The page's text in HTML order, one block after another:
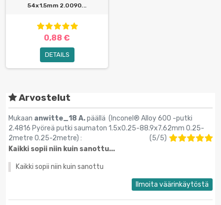
54x1.5mm 2.0090...
0,88 €
DETAILS
Arvostelut
Mukaan anwitte_18 A.päällä (Inconel® Alloy 600 -putki
2.4816 Pyöreä putki saumaton 1.5x0.25-88.9х7.62mm 0.25-
2metre 0.25-2metre) : (5/5)
Kaikki sopii niin kuin sanottu...
Kaikki sopii niin kuin sanottu
Ilmoita väärinkäytöstä